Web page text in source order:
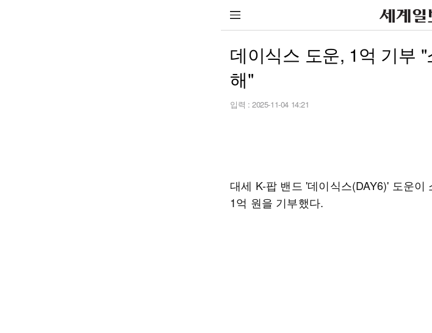
데이식스 도운, 1억 기부
해"
입력 : 2025-11-04 14:21
대세 K-팝 밴드 '데이식스(DAY6)' 도운
1억 원을 기부했다.